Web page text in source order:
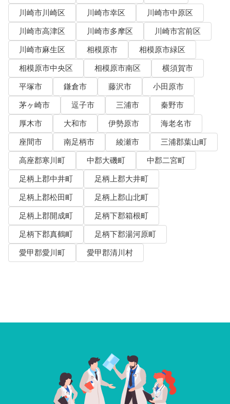
川崎市川崎区
川崎市幸区
川崎市中原区
川崎市高津区
川崎市多摩区
川崎市宮前区
川崎市麻生区
相模原市
相模原市緑区
相模原市中央区
相模原市南区
横須賀市
平塚市
鎌倉市 藤沢市
小田原市
茅ヶ崎市
逗子市 三浦市
秦野市
厚木市
大和市 伊勢原市
海老名市
座間市
南足柄市 綾瀬市
三浦郡葉山町
高座郡寒川町
中郡大磯町
中郡二宮町
足柄上郡中井町
足柄上郡大井町
足柄上郡松田町
足柄上郡山北町
足柄上郡開成町
足柄下郡箱根町
足柄下郡真鶴町
足柄下郡湯河原町
愛甲郡愛川町
愛甲郡清川村